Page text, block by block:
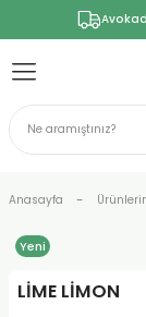
Anasayfa
Yeni
LİME LİMON